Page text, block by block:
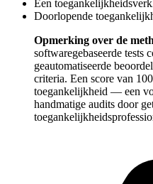
Een
Doorlopende
Opmerking over de
softwaregebaseerde tests
geautomatiseerde
criteria. Een score van
toegankelijkheid — een
handmatige audits door